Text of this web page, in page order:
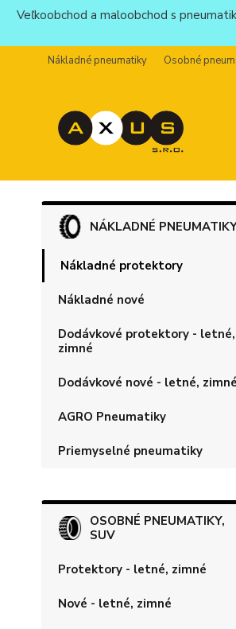
Veľkoobchod a maloobchod s
Nákladné pneumatiky Osobné
NÁKLADNÉ
Nákladné protektory
Nákladné nové
Dodávkové protektory - letné,
zimné
Dodávkové nové - letné, zimné
AGRO Pneumatiky
Priemyselné pneumatiky
OSOBNÉ PNEUMATIKY,
SUV
Protektory - letné, zimné
Nové - letné, zimné